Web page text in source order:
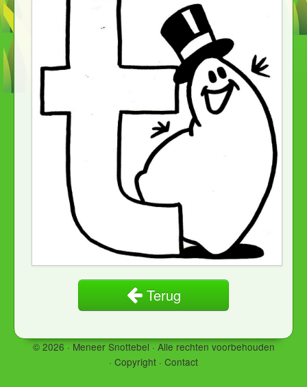
Terug
© 2026 · Meneer Snottebel ·Alle rechten voorbehouden
· Copyright · Contact